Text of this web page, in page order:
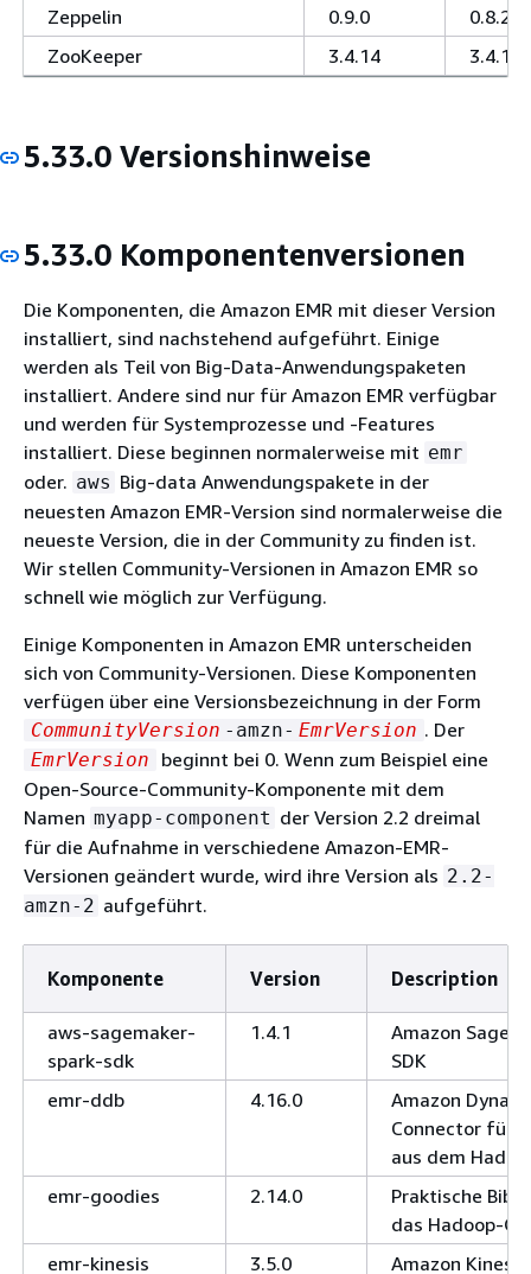
Zeppelin 0.9.0
0.8.2
ZooKeeper
3.4.14 3.4.14
5.33.0 Versionshinweise
5.33.0 Komponentenversionen
Die Komponenten, die Amazon EMR mit dieser Version
installiert, sind nachstehend aufgeführt. Einige
werden als Teil von Big-Data-Anwendungspaketen
installiert. Andere sind nur für Amazon EMR verfügbar
und werden für Systemprozesse und -Features
installiert. Diese beginnen normalerweise mit emr
oder. aws Big-data Anwendungspakete in der
neuesten Amazon EMR-Version sind normalerweise die
neueste Version, die in der Community zu finden ist.
Wir stellen Community-Versionen in Amazon EMR so
schnell wie möglich zur Verfügung.
Einige Komponenten in Amazon EMR unterscheiden
sich von Community-Versionen. Diese Komponenten
verfügen über eine Versionsbezeichnung in der Form
CommunityVersion -amzn- EmrVersion . Der
EmrVersion
beginnt bei 0. Wenn zum Beispiel eine
Open-Source-Community-Komponente mit dem
Namen myapp-component der Version 2.2 dreimal
für die Aufnahme in verschiedene Amazon-EMR-
Versionen geändert wurde, wird ihre Version als 2.2-
amzn-2 aufgeführt.
Komponente Version Description
aws-sagemaker-
spark-sdk
1.4.1
Amazon
SDK
emr-ddb
4.16.0
Amazon
Connector für
aus dem
emr-goodies
2.14.0
Praktische
das Hadoop-
emr-kinesis
3.5.0
Amazon